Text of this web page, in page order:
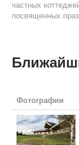
частных
посвященных
Фотографии